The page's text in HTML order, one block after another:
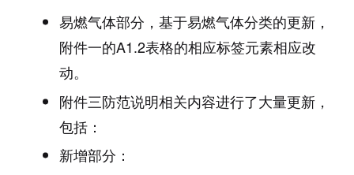
易燃气体部分，基于易燃气体分类的更新，
附件一的A1.2表格的相应标签元素相应改
动。
附件三防范说明相关内容进行了大量更新，
包括：
新增部分：